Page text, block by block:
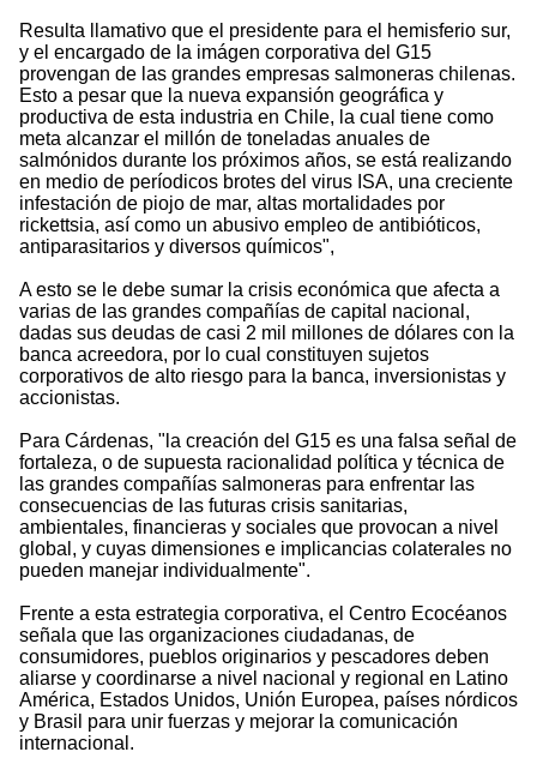
Resulta llamativo que el presidente para el hemisferio sur,
y el encargado de la imágen corporativa del G15
provengan de las grandes empresas salmoneras chilenas.
Esto a pesar que la nueva expansión geográfica y
productiva de esta industria en Chile, la cual tiene como
meta alcanzar el millón de toneladas anuales de
salmónidos durante los próximos años, se está realizando
en medio de períodicos brotes del virus ISA, una creciente
infestación de piojo de mar, altas mortalidades por
rickettsia, así como un abusivo empleo de antibióticos,
antiparasitarios y diversos químicos",
A esto se le debe sumar la crisis económica que afecta a
varias de las grandes compañías de capital nacional,
dadas sus deudas de casi 2 mil millones de dólares con la
banca acreedora, por lo cual constituyen sujetos
corporativos de alto riesgo para la banca, inversionistas y
accionistas.
Para Cárdenas, "la creación del G15 es una falsa señal de
fortaleza, o de supuesta racionalidad política y técnica de
las grandes compañías salmoneras para enfrentar las
consecuencias de las futuras crisis sanitarias,
ambientales, financieras y sociales que provocan a nivel
global, y cuyas dimensiones e implicancias colaterales no
pueden manejar individualmente".
Frente a esta estrategia corporativa, el Centro Ecocéanos
señala que las organizaciones ciudadanas, de
consumidores, pueblos originarios y pescadores deben
aliarse y coordinarse a nivel nacional y regional en Latino
América, Estados Unidos, Unión Europea, países nórdicos
y Brasil para unir fuerzas y mejorar la comunicación
internacional.